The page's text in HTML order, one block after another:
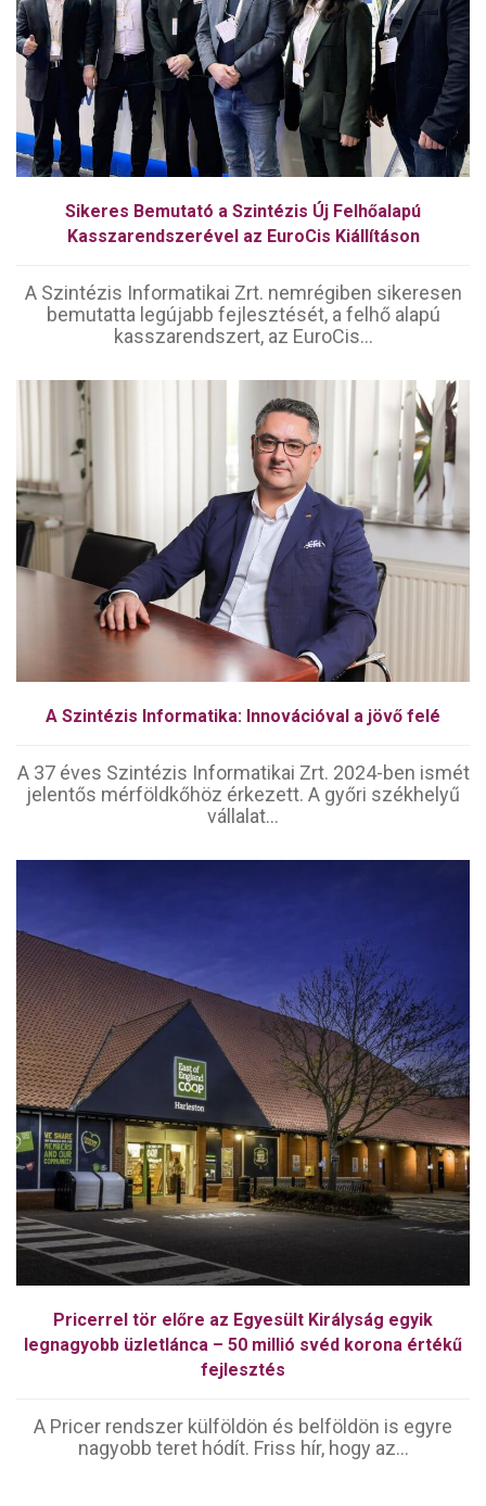
Sikeres Bemutató a Szintézis Új Felhőalapú
Kasszarendszerével az EuroCis Kiállításon
A Szintézis Informatikai Zrt. nemrégiben sikeresen
bemutatta legújabb fejlesztését, a felhő alapú
kasszarendszert, az EuroCis...
A Szintézis Informatika: Innovációval a jövő felé
A 37 éves Szintézis Informatikai Zrt. 2024-ben ismét
jelentős mérföldkőhöz érkezett. A győri székhelyű
vállalat...
Pricerrel tör előre az Egyesült Királyság egyik
legnagyobb üzletlánca – 50 millió svéd korona értékű
fejlesztés
A Pricer rendszer külföldön és belföldön is egyre
nagyobb teret hódít. Friss hír, hogy az...